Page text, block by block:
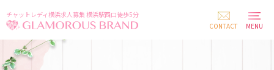
チャットレディ横浜求人募集 横浜駅西口徒歩5分
CONTACT
MENU